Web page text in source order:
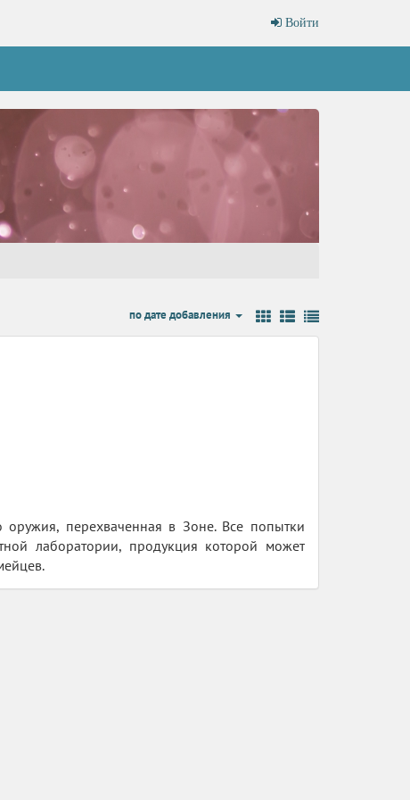
Войти
по дате добавления
перехваченная в Зоне. Все попытки
лаборатории, продукция которой может